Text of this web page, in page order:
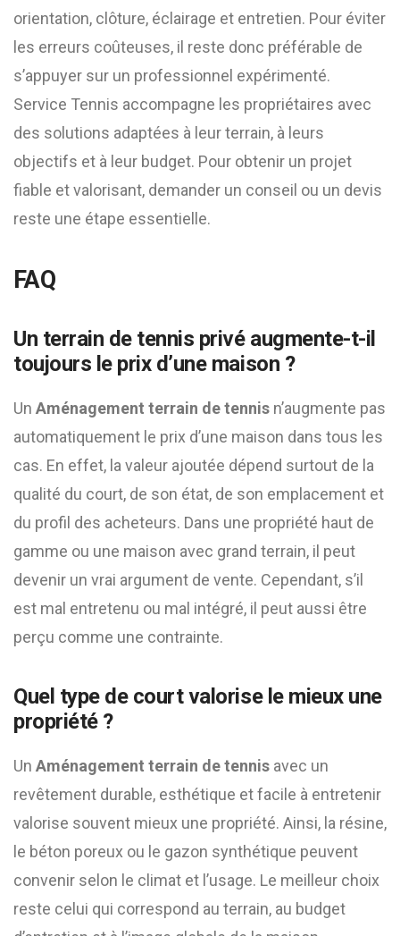
orientation, clôture, éclairage et entretien. Pour éviter
les erreurs coûteuses, il reste donc préférable de
s’appuyer sur un professionnel expérimenté.
Service Tennis accompagne les propriétaires avec
des solutions adaptées à leur terrain, à leurs
objectifs et à leur budget. Pour obtenir un projet
fiable et valorisant, demander un conseil ou un devis
reste une étape essentielle.
FAQ
Un terrain de tennis privé augmente-t-il
toujours le prix d’une maison ?
Un Aménagement terrain de tennis n’augmente pas
automatiquement le prix d’une maison dans tous les
cas. En effet, la valeur ajoutée dépend surtout de la
qualité du court, de son état, de son emplacement et
du profil des acheteurs. Dans une propriété haut de
gamme ou une maison avec grand terrain, il peut
devenir un vrai argument de vente. Cependant, s’il
est mal entretenu ou mal intégré, il peut aussi être
perçu comme une contrainte.
Quel type de court valorise le mieux une
propriété ?
Un Aménagement terrain de tennis avec un
revêtement durable, esthétique et facile à entretenir
valorise souvent mieux une propriété. Ainsi, la résine,
le béton poreux ou le gazon synthétique peuvent
convenir selon le climat et l’usage. Le meilleur choix
reste celui qui correspond au terrain, au budget